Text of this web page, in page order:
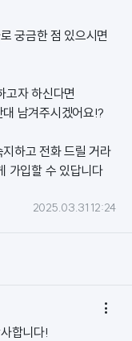
궁금한 점 있으시면
고자 하신다면
남겨주시겠어요!?
하고 전화 드릴 거라
가입할 수 있답니다
2025.03.31 12:24

합니다!